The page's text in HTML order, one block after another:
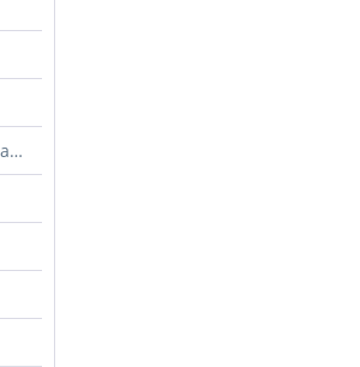
Motoroller/Motorrad/Quad/Zubehör